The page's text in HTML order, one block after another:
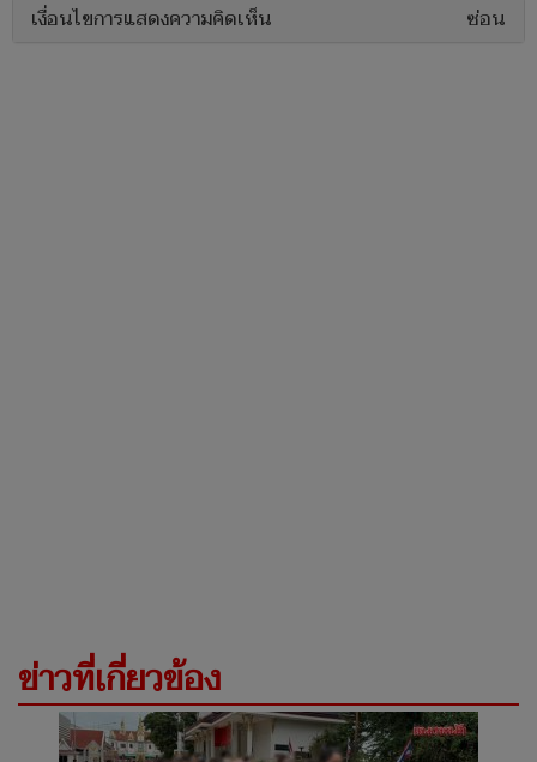
เงื่อนไขการแสดงความคิดเห็น ซ่อน
ข่าวที่เกี่ยวข้อง